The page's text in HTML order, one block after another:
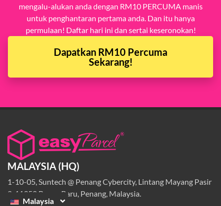
mengalu-alukan anda dengan RM10 PERCUMA manis
untuk penghantaran pertama anda. Dan itu hanya
permulaan! Daftar hari ini dan sertai keseronokan!
Dapatkan RM10 Percuma
Sekarang!
MALAYSIA (HQ)
1-10-05, Suntech @ Penang Cybercity, Lintang Mayang Pasir
3, 11950 Bayan Baru, Penang, Malaysia.
Malaysia